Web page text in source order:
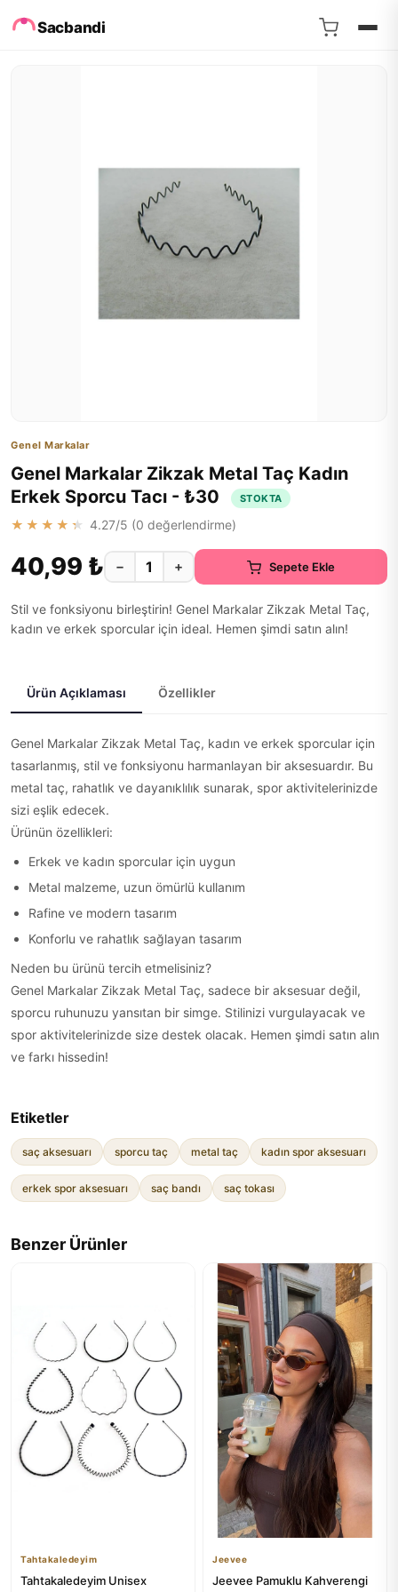
Sacbandi
Genel Markalar
Genel Markalar Zikzak Metal Taç Kadın
Erkek Sporcu Tacı - ₺30
STOKTA
★★★★★ 4.27/5 (0 değerlendirme)
40,99 ₺ − + Sepete Ekle
Stil ve fonksiyonu birleştirin! Genel Markalar Zikzak Metal Taç,
kadın ve erkek sporcular için ideal. Hemen şimdi satın alın!
Ürün Açıklaması Özellikler
Genel Markalar Zikzak Metal Taç, kadın ve erkek sporcular için
tasarlanmış, stil ve fonksiyonu harmanlayan bir aksesuardır. Bu
metal taç, rahatlık ve dayanıklılık sunarak, spor aktivitelerinizde
sizi eşlik edecek.
Ürünün özellikleri:
Erkek ve kadın sporcular için uygun
Metal malzeme, uzun ömürlü kullanım
Rafine ve modern tasarım
Konforlu ve rahatlık sağlayan tasarım
Neden bu ürünü tercih etmelisiniz?
Genel Markalar Zikzak Metal Taç, sadece bir aksesuar değil,
sporcu ruhunuzu yansıtan bir simge. Stilinizi vurgulayacak ve
spor aktivitelerinizde size destek olacak. Hemen şimdi satın alın
ve farkı hissedin!
Etiketler
saç aksesuarı sporcu taç metal taç kadın spor aksesuarı
erkek spor aksesuarı saç bandı saç tokası
Benzer Ürünler
Tahtakaledeyim
Tahtakaledeyim Unisex
Jeevee
Jeevee Pamuklu Kahverengi